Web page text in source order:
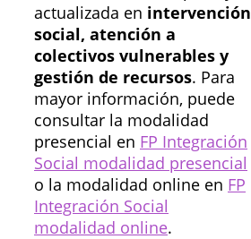
actualizada en intervención
social, atención a
colectivos vulnerables y
gestión de recursos. Para
mayor información, puede
consultar la modalidad
presencial en FP Integración
Social modalidad presencial
o la modalidad online en FP
Integración Social
modalidad online.